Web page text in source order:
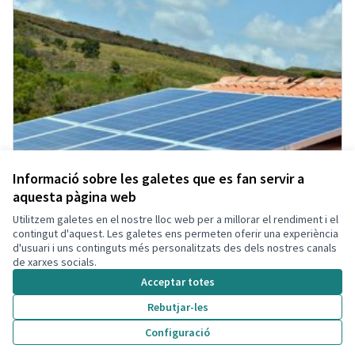
Informació sobre les galetes que es fan servir a
aquesta pàgina web
Utilitzem galetes en el nostre lloc web per a millorar el rendiment i el
contingut d'aquest. Les galetes ens permeten oferir una experiència
d'usuari i uns continguts més personalitzats des dels nostres canals
de xarxes socials.
Acceptar totes
Rebutjar-les
Configuració
Energies Renovables
Acceptada